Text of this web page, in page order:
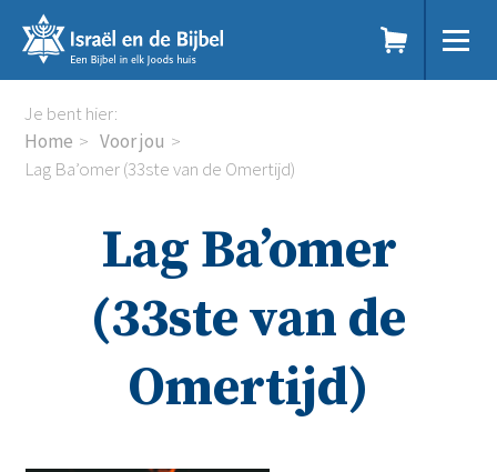
links
naar
de
inhoud
Je bent hier:
Home
Voor jou
Lag Ba’omer (33ste van de Omertijd)
Lag Ba’omer
(33ste van de
Omertijd)
Doe mee
Podcast
Magazine
Digitale nieuwsbrief
Agenda
Jongerenwerk
Het Studiehuis (cursus)
Over ons